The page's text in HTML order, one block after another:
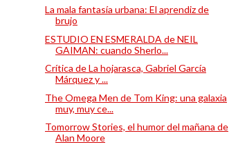
La mala fantasía urbana: El aprendiz de
brujo
ESTUDIO EN ESMERALDA de NEIL
GAIMAN: cuando Sherlo...
Crítica de La hojarasca, Gabriel García
Márquez y ...
The Omega Men de Tom King: una galaxia
muy, muy ce...
Tomorrow Stories, el humor del mañana de
Alan Moore